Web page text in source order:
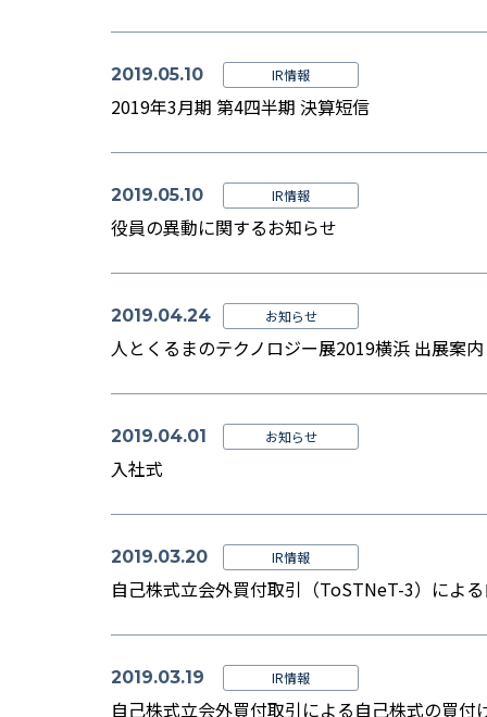
2019.05.10 IR情報
2019年3月期 第4四半期 決算短信
2019.05.10 IR情報
役員の異動に関するお知らせ
2019.04.24 お知らせ
人とくるまのテクノロジー展2019横浜 出展案内
2019.04.01 お知らせ
入社式
2019.03.20 IR情報
自己株式立会外買付取引（ToSTNeT-3）によ
2019.03.19 IR情報
自己株式立会外買付取引による自己株式の買付